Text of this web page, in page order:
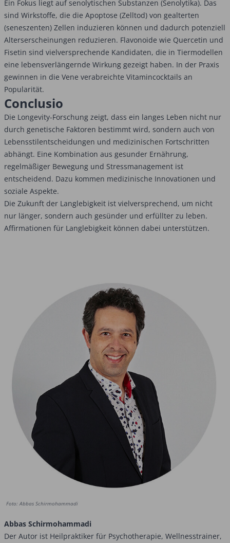
Ein Fokus liegt auf senolytischen Substanzen (Senolytika). Das
sind Wirkstoffe, die die Apoptose (Zelltod) von gealterten
(seneszenten) Zellen induzieren können und dadurch potenziell
Alterserscheinungen reduzieren. Flavonoide wie Quercetin und
Fisetin sind vielversprechende Kandidaten, die in Tiermodellen
eine lebensverlängernde Wirkung gezeigt haben. In der Praxis
gewinnen in die Vene verabreichte Vitamincocktails an
Popularität.
Conclusio
Die Longevity-Forschung zeigt, dass ein langes Leben nicht nur
durch genetische Faktoren bestimmt wird, sondern auch von
Lebensstilentscheidungen und medizinischen Fortschritten
abhängt. Eine Kombination aus gesunder Ernährung,
regelmäßiger Bewegung und Stressmanagement ist
entscheidend. Dazu kommen medizinische Innovationen und
soziale Aspekte.
Die Zukunft der Langlebigkeit ist vielversprechend, um nicht
nur länger, sondern auch gesünder und erfüllter zu leben.
Affirmationen für Langlebigkeit können dabei unterstützen.
Foto: Abbas Schirmohammadi
Abbas Schirmohammadi
Der Autor ist Heilpraktiker für Psychotherapie, Wellnesstrainer,